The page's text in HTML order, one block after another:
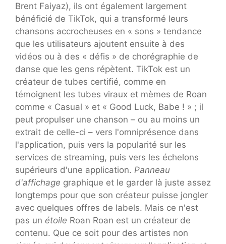
Brent Faiyaz), ils ont également largement
bénéficié de TikTok, qui a transformé leurs
chansons accrocheuses en « sons » tendance
que les utilisateurs ajoutent ensuite à des
vidéos ou à des « défis » de chorégraphie de
danse que les gens répètent. TikTok est un
créateur de tubes certifié, comme en
témoignent les tubes viraux et mèmes de Roan
comme « Casual » et « Good Luck, Babe ! » ; il
peut propulser une chanson – ou au moins un
extrait de celle-ci – vers l'omniprésence dans
l'application, puis vers la popularité sur les
services de streaming, puis vers les échelons
supérieurs d'une application. Panneau
d'affichage graphique et le garder là juste assez
longtemps pour que son créateur puisse jongler
avec quelques offres de labels. Mais ce n'est
pas un étoile Roan Roan est un créateur de
contenu. Que ce soit pour des artistes non